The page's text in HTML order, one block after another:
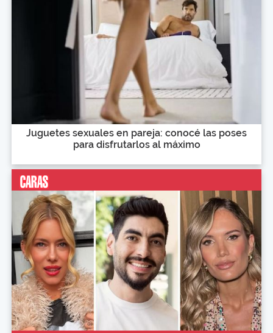
Juguetes sexuales en pareja: conocé las poses
para disfrutarlos al máximo